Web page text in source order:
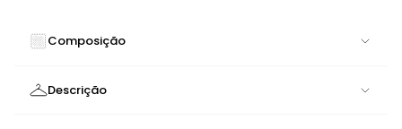
Composição
Descrição